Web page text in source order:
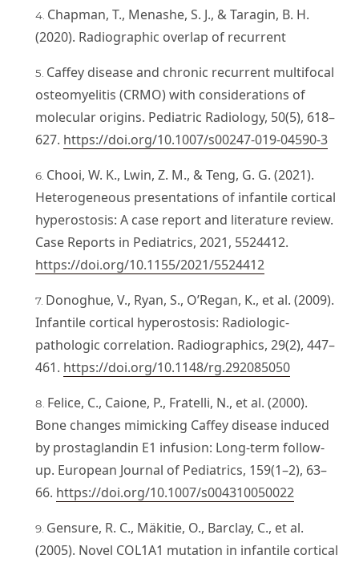
Chapman, T., Menashe, S. J., & Taragin, B. H.
(2020). Radiographic overlap of recurrent
Caffey disease and chronic recurrent multifocal
osteomyelitis (CRMO) with considerations of
molecular origins. Pediatric Radiology, 50(5), 618–
627. https://doi.org/10.1007/s00247-019-04590-3
Chooi, W. K., Lwin, Z. M., & Teng, G. G. (2021).
Heterogeneous presentations of infantile cortical
hyperostosis: A case report and literature review.
Case Reports in Pediatrics, 2021, 5524412.
https://doi.org/10.1155/2021/5524412
Donoghue, V., Ryan, S., O’Regan, K., et al. (2009).
Infantile cortical hyperostosis: Radiologic-
pathologic correlation. Radiographics, 29(2), 447–
461. https://doi.org/10.1148/rg.292085050
Felice, C., Caione, P., Fratelli, N., et al. (2000).
Bone changes mimicking Caffey disease induced
by prostaglandin E1 infusion: Long-term follow-
up. European Journal of Pediatrics, 159(1–2), 63–
66. https://doi.org/10.1007/s004310050022
Gensure, R. C., Mäkitie, O., Barclay, C., et al.
(2005). Novel COL1A1 mutation in infantile cortical